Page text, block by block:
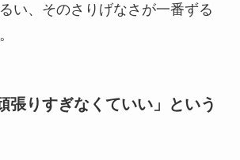
い、そのさりげなさが一番ずる
りすぎなくていい」という